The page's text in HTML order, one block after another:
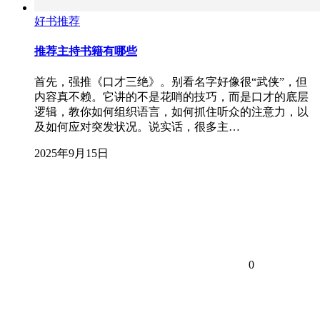
好书推荐
推荐主持书籍有哪些
首先，强推《口才三绝》。别看名字好像很“武侠”，但
内容真不赖。它讲的不是花哨的技巧，而是口才的底层
逻辑，教你如何组织语言，如何抓住听众的注意力，以
及如何应对突发状况。说实话，很多主…
2025年9月15日
0